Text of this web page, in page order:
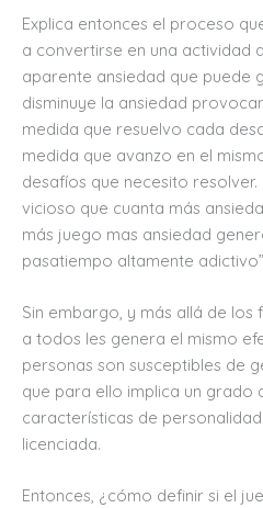
Explica entonces el proceso
a convertirse en una actividad
aparente ansiedad que puede
disminuye la ansiedad
medida que resuelvo cada
medida que avanzo en el
desafíos que necesito
vicioso que cuanta más
más juego mas ansiedad
pasatiempo altamente
Sin embargo, y más allá de
a todos les genera el mismo
personas son susceptibles de
que para ello implica un grado
características de
licenciada.
Entonces, ¿cómo definir si el